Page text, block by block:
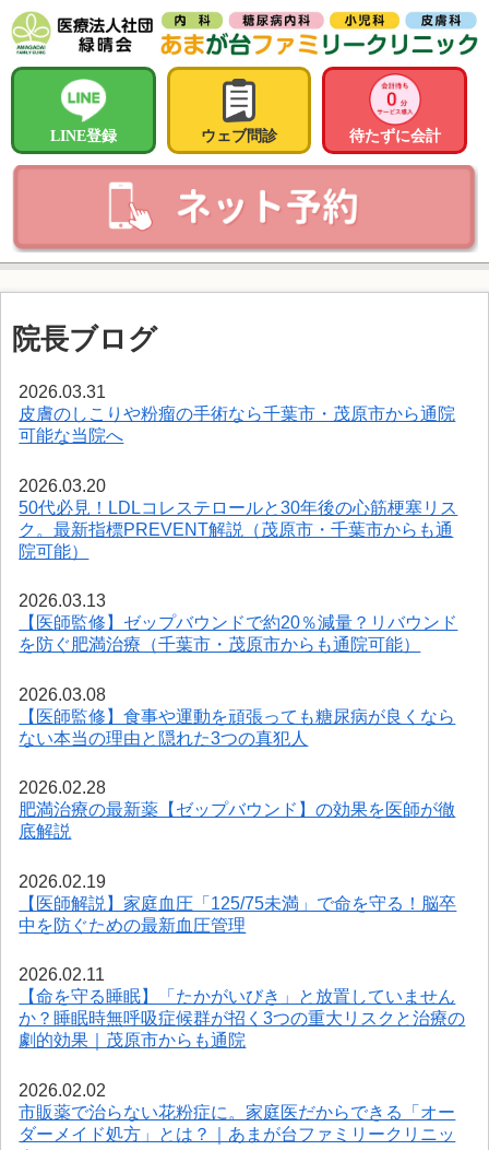
LINE登録 ウェブ問診 待たずに会計
院長ブログ
2026.03.31
皮膚のしこりや粉瘤の手術なら千葉市・茂原市から通院
可能な当院へ
2026.03.20
50代必見！LDLコレステロールと30年後の心筋梗塞リス
ク。最新指標PREVENT解説（茂原市・千葉市からも通
院可能）
2026.03.13
【医師監修】ゼップバウンドで約20％減量？リバウンド
を防ぐ肥満治療（千葉市・茂原市からも通院可能）
2026.03.08
【医師監修】食事や運動を頑張っても糖尿病が良くなら
ない本当の理由と隠れた3つの真犯人
2026.02.28
肥満治療の最新薬【ゼップバウンド】の効果を医師が徹
底解説
2026.02.19
【医師解説】家庭血圧「125/75未満」で命を守る！脳卒
中を防ぐための最新血圧管理
2026.02.11
【命を守る睡眠】「たかがいびき」と放置していません
か？睡眠時無呼吸症候群が招く3つの重大リスクと治療の
劇的効果｜茂原市からも通院
2026.02.02
市販薬で治らない花粉症に。家庭医だからできる「オー
ダーメイド処方」とは？｜あまが台ファミリークリニッ